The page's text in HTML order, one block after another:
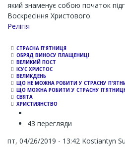
який знаменує собою початок
Воскресіння Христового.
Channel
Релігія
СТРАСНА П'ЯТНИЦЯ
ОБРЯД ВИНОСУ ПЛАЩЕНИЦІ
ВЕЛИКИЙ ПОСТ
ІСУС ХРИСТОС
ВЕЛИКДЕНЬ
ЩО НЕ МОЖНА РОБИТИ У СТРАСНУ
ЩО МОЖНА РОБИТИ У СТРАСНУ
СВЯТА
ХРИСТИЯНСТВО
43 перегляди
пт, 04/26/2019 - 13:42 Kostiantyn